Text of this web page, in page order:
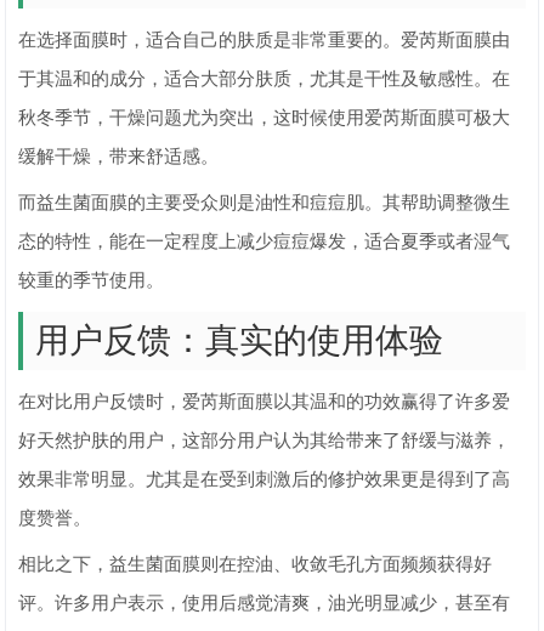
在选择面膜时，适合自己的肤质是非常重要的。爱芮斯面膜由
于其温和的成分，适合大部分肤质，尤其是干性及敏感性。在
秋冬季节，干燥问题尤为突出，这时候使用爱芮斯面膜可极大
缓解干燥，带来舒适感。
而益生菌面膜的主要受众则是油性和痘痘肌。其帮助调整微生
态的特性，能在一定程度上减少痘痘爆发，适合夏季或者湿气
较重的季节使用。
用户反馈：真实的使用体验
在对比用户反馈时，爱芮斯面膜以其温和的功效赢得了许多爱
好天然护肤的用户，这部分用户认为其给带来了舒缓与滋养，
效果非常明显。尤其是在受到刺激后的修护效果更是得到了高
度赞誉。
相比之下，益生菌面膜则在控油、收敛毛孔方面频频获得好
评。许多用户表示，使用后感觉清爽，油光明显减少，甚至有